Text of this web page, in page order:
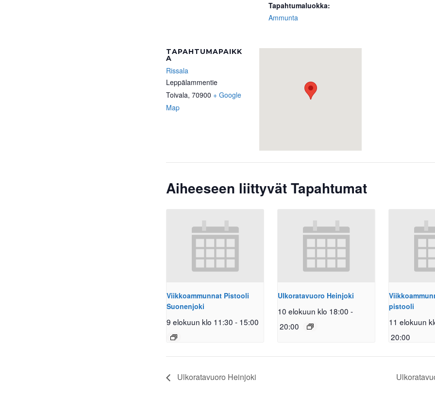
Tapahtumaluokka:
Ammunta
TAPAHTUMAPAIKK
A
Rissala
Leppälammentie
Toivala, 70900 + Google
Map
Aiheeseen liittyvät Tapahtumat
Viikkoammunnat Pistooli
Suonenjoki
9 elokuun klo 11:30 - 15:00
Ulkoratavuoro Heinjoki
10 elokuun klo 18:00 -
20:00
pistooli
11 elokuun
20:00
Ulkoratavuoro Heinjoki